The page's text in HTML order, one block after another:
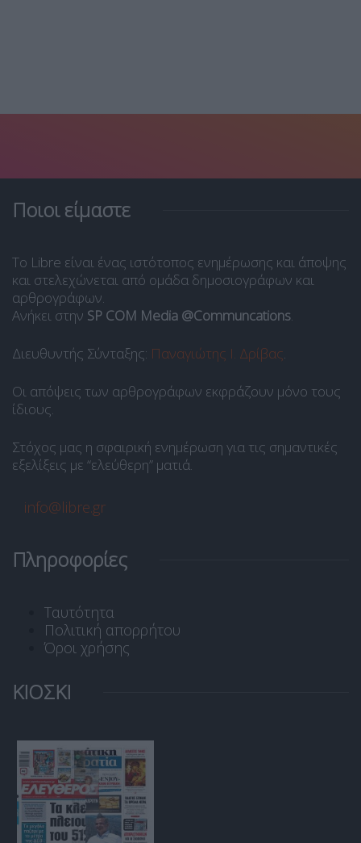
Ποιοι είμαστε
Το Libre είναι ένας ιστότοπος ενημέρωσης και άποψης
και στελεχώνεται από ομάδα δημοσιογράφων και
αρθρογράφων.
Ανήκει στην SP COM Media @Communcations.
Διευθυντής Σύνταξης: Παναγιώτης Ι. Δρίβας.
Οι απόψεις των αρθρογράφων εκφράζουν μόνο τους
ίδιους.
Στόχος μας η σφαιρική ενημέρωση για τις σημαντικές
εξελίξεις με “ελεύθερη” ματιά.
info@libre.gr
Πληροφορίες
Ταυτότητα
Πολιτική απορρήτου
Όροι χρήσης
ΚΙΟΣΚΙ